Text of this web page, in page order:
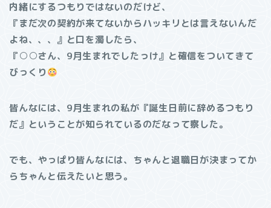
内緒にするつもりではないのだけど、
『まだ次の契約が来てないからハッキリとは言えないんだ
よね、、、』と口を濁したら、
『○○さん、9月生まれでしたっけ』と確信をついてきて
びっくり
皆んなには、9月生まれの私が『誕生日前に辞めるつもり
だ』ということが知られているのだなって察した。
でも、やっぱり皆んなには、ちゃんと退職日が決まってか
らちゃんと伝えたいと思う。